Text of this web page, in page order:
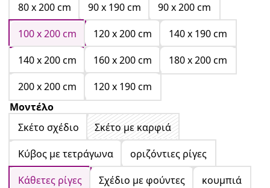
80 x 200 cm
90 x 190 cm
90 x 200 cm
100 x 200 cm
120 x 200 cm
140 x 190 cm
140 x 200 cm
160 x 200 cm
180 x 200 cm
200 x 200 cm
120 x 190 cm
Μοντέλο
Σκέτο σχέδιο
Σκέτο με καρφιά
Κύβος με τετράγωνα
οριζόντιες ρίγες
Κάθετες ρίγες
Σχέδιο με φούντες
κουμπιά